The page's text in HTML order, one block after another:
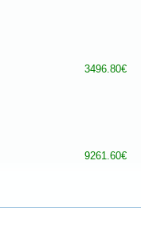
3496.80€
9261.60€